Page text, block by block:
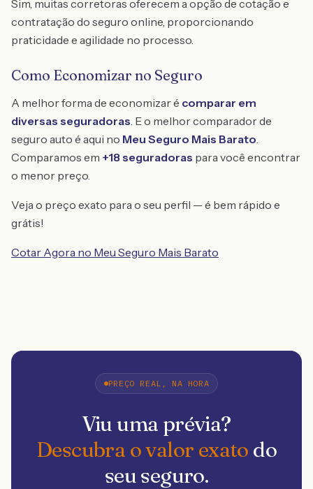
Sim, muitas corretoras oferecem a opção de cotação e
contratação do seguro online, proporcionando
praticidade e agilidade no processo.
Como Economizar no Seguro
A melhor forma de economizar é comparar em
diversas seguradoras. E o melhor comparador de
seguro auto é aqui no Meu Seguro Mais Barato.
Comparamos em +18 seguradoras para você encontrar
o menor preço.
Veja o preço exato para o seu perfil — é bem rápido e
grátis!
Cotar Agora no Meu Seguro Mais Barato
PREÇO REAL, NA HORA
Viu uma prévia?
Descubra o valor exato do
seu seguro.